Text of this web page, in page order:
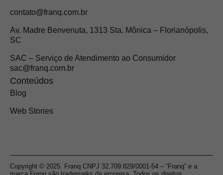
contato@franq.com.br
Av. Madre Benvenuta, 1313 Sta. Mônica – Florianópolis,
SC
SAC – Serviço de Atendimento ao Consumidor
sac@franq.com.br
Conteúdos
Blog
Web Stories
Copyright © 2025. Franq CNPJ 32.709.829/0001-54 – “Franq” e a